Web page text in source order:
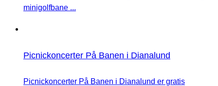
minigolfbane ...
Picnickoncerter På Banen i Dianalund
Picnickoncerter På Banen i Dianalund er gratis